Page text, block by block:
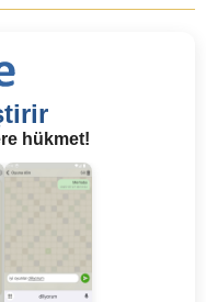
hükmet!